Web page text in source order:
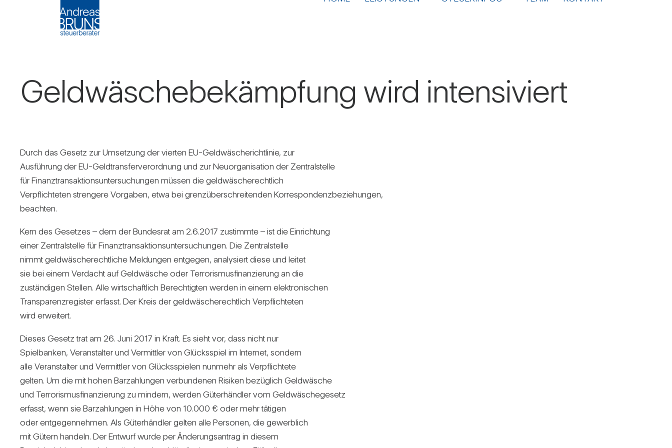
Geld­wä­sche­be­kämp­fung wird inten­si­viert
Durch das Gesetz zur Umset­zung der vierten EU-Geld­wä­sche­richt­linie, zur
Aus­füh­rung der EU-Geld­trans­fer­ver­ord­nung und zur Neu­or­ga­ni­sa­tion der Zen­tral­stelle
für Finanz­trans­ak­ti­ons­un­ter­su­chungen müssen die geld­wä­sche­recht­lich
Ver­pflich­teten stren­gere Vor­gaben, etwa bei grenz­über­schrei­tenden Kor­re­spon­denz­be­zie­hungen,
beachten.
Kern des Gesetzes – dem der Bun­desrat am 2.6.2017 zustimmte – ist die Ein­rich­tung
einer Zen­tral­stelle für Finanz­trans­ak­ti­ons­un­ter­su­chungen. Die Zen­tral­stelle
nimmt geld­wä­sche­recht­liche Mel­dungen ent­gegen, ana­ly­siert diese und leitet
sie bei einem Ver­dacht auf Geld­wä­sche oder Ter­ro­ris­mus­fi­nan­zie­rung an die
zustän­digen Stellen. Alle wirt­schaft­lich Berech­tigten werden in einem elek­tro­ni­schen
Trans­pa­renz­re­gister erfasst. Der Kreis der geld­wä­sche­recht­lich Ver­pflich­teten
wird erwei­tert.
Dieses Gesetz trat am 26. Juni 2017 in Kraft. Es sieht vor, dass nicht nur
Spiel­banken, Ver­an­stalter und Ver­mittler von Glücks­spiel im Internet, son­dern
alle Ver­an­stalter und Ver­mittler von Glücks­spielen nun­mehr als Ver­pflich­tete
gelten. Um die mit hohen Bar­zah­lungen ver­bun­denen Risiken bezüg­lich Geld­wä­sche
und Ter­ro­ris­mus­fi­nan­zie­rung zu min­dern, werden Güter­händler vom Geld­wä­sche­ge­setz
erfasst, wenn sie Bar­zah­lungen in Höhe von 10.000 € oder mehr tätigen
oder ent­ge­gen­nehmen. Als Güter­händler gelten alle Per­sonen, die gewerb­lich
mit Gütern han­deln. Der Ent­wurf wurde per Ände­rungs­an­trag in diesem